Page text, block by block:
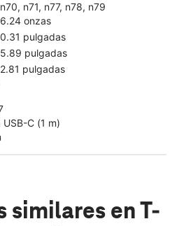
n70, n71, n77, n78, n79
6.24 onzas
0.31 pulgadas
5.89 pulgadas
2.81 pulgadas
C (1 m)
similares en T-